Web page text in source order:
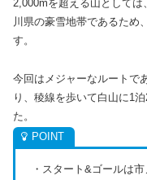
2,000mを超える山として
川県の豪雪地帯であるため
す。
今回はメジャーなルートで
り、稜線を歩いて白山に1
た。
・スタート&ゴールは市